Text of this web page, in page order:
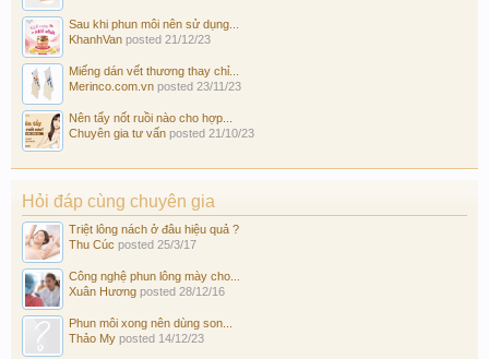
Sau khi phun môi nên sử dụng...
KhanhVan posted 21/12/23
Miếng dán vết thương thay chỉ...
Merinco.com.vn posted 23/11/23
Nên tẩy nốt ruồi nào cho hợp...
Chuyên gia tư vấn posted 21/10/23
Hỏi đáp cùng chuyên gia
Triệt lông nách ở đâu hiệu quả ?
Thu Cúc posted 25/3/17
Công nghệ phun lông mày cho...
Xuân Hương posted 28/12/16
Phun môi xong nên dùng son...
Thảo My posted 14/12/23